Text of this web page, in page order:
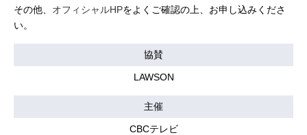
その他、 オフィシャルHPをよくご確認の上、お申し込みくださ
い。
協賛
LAWSON
主催
CBCテレビ